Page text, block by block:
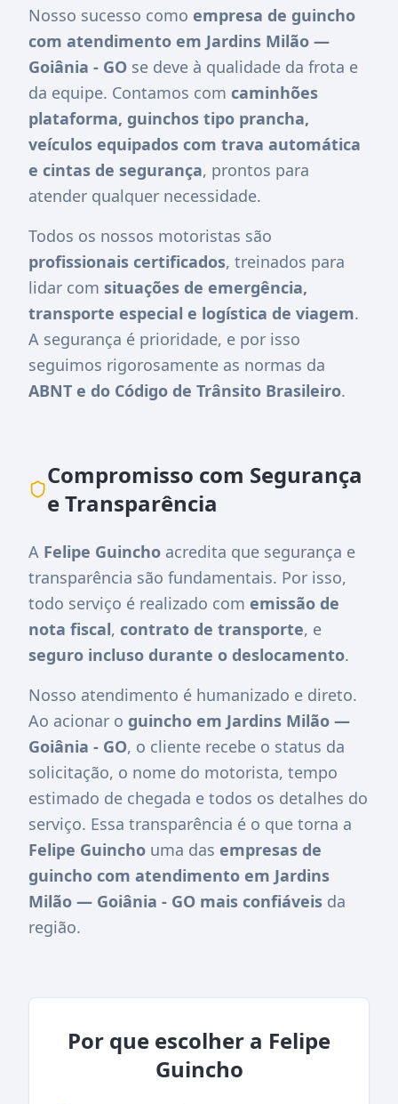
Nosso sucesso como empresa de guincho
com atendimento em Jardins Milão —
Goiânia - GO se deve à qualidade da frota e
da equipe. Contamos com caminhões
plataforma, guinchos tipo prancha,
veículos equipados com trava automática
e cintas de segurança, prontos para
atender qualquer necessidade.
Todos os nossos motoristas são
profissionais certificados, treinados para
lidar com situações de emergência,
transporte especial e logística de viagem.
A segurança é prioridade, e por isso
seguimos rigorosamente as normas da
ABNT e do Código de Trânsito Brasileiro.
Compromisso com Segurança
e Transparência
A Felipe Guincho acredita que segurança e
transparência são fundamentais. Por isso,
todo serviço é realizado com emissão de
nota fiscal, contrato de transporte, e
seguro incluso durante o deslocamento.
Nosso atendimento é humanizado e direto.
Ao acionar o guincho em Jardins Milão —
Goiânia - GO, o cliente recebe o status da
solicitação, o nome do motorista, tempo
estimado de chegada e todos os detalhes do
serviço. Essa transparência é o que torna a
Felipe Guincho uma das empresas de
guincho com atendimento em Jardins
Milão — Goiânia - GO mais confiáveis da
região.
Por que escolher a Felipe
Guincho